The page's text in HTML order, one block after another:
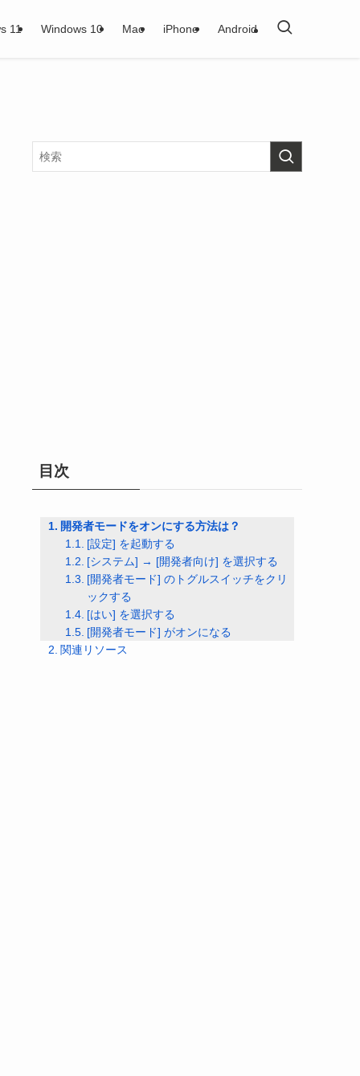
11 Windows 10 Mac iPhone Android
目次
開発者モードをオンにする方法は？
[設定] を起動する
[システム] → [開発者向け] を選択する
[開発者モード] のトグルスイッチをクリ
ックする
[はい] を選択する
[開発者モード] がオンになる
関連リソース